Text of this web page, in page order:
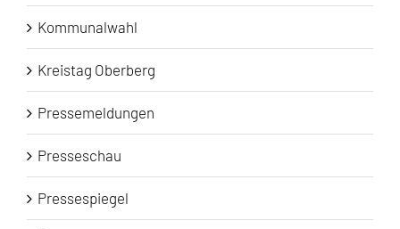
Kommunalwahl
Kreistag Oberberg
Pressemeldungen
Presseschau
Pressespiegel